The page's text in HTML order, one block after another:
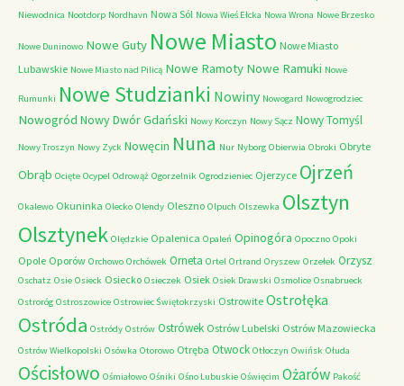
Niewodnica Nootdorp Nordhavn Nowa Sól Nowa Wieś Ełcka Nowa Wrona Nowe Brzesko
Nowe Duninowo Nowe Guty Nowe Miasto Nowe Miasto
Lubawskie Nowe Miasto nad Pilicą Nowe Ramoty Nowe Ramuki Nowe
Rumunki Nowe Studzianki Nowiny Nowogard Nowogrodziec
Nowogród Nowy Dwór Gdański Nowy Korczyn Nowy Sącz Nowy Tomyśl
Nowy Troszyn Nowy Zyck Nowęcin Nuna Nur Nyborg Obierwia Obroki Obryte
Obrąb Ocięte Ocypel Odrowąż Ogorzelnik Ogrodzieniec Ojerzyce Ojrzeń
Okalewo Okuninka Olecko Olendy Oleszno Olpuch Olszewka Olsztyn
Olsztynek Olędzkie Opalenica Opaleń Opinogóra Opoczno Opoki
Opole Oporów Orchowo Orchówek Orneta Ortel Ortrand Oryszew Orzełek Orzysz
Oschatz Osie Osieck Osiecko Osieczek Osiek Osiek Drawski Osmolice Osnabrueck
Ostroróg Ostroszowice Ostrowiec Świętokrzyski Ostrowite Ostrołęka
Ostróda Ostródy Ostrów Ostrówek Ostrów Lubelski Ostrów Mazowiecka
Ostrów Wielkopolski Osówka Otorowo Otręba Otwock Otłoczyn Owińsk Ołuda
Ościsłowo Ośmiałowo Ośniki Ośno Lubuskie Oświęcim Ożarów Pakość